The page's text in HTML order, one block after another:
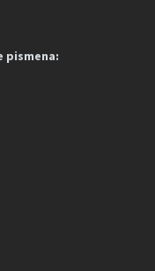
pismena: